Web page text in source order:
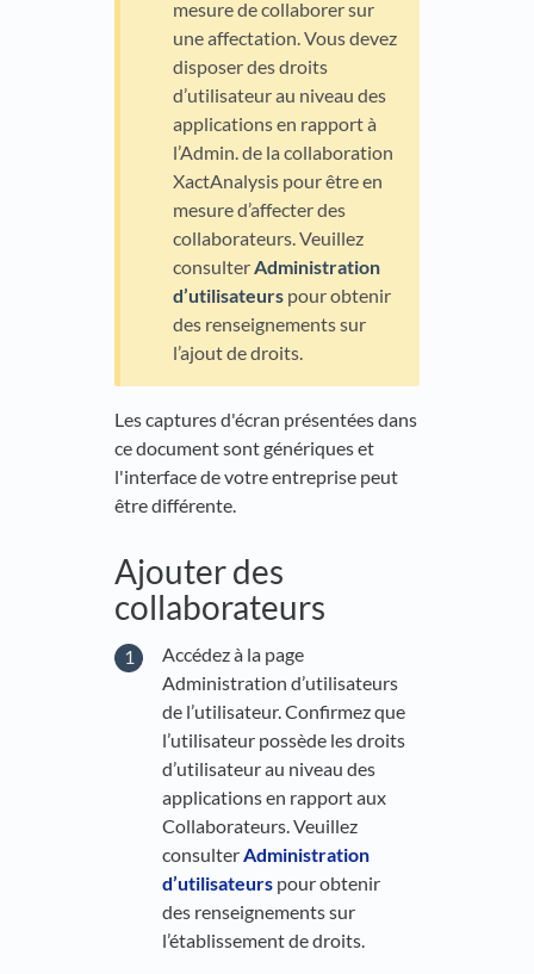
mesure de collaborer sur
une affectation. Vous devez
disposer des droits
d’utilisateur au niveau des
applications en rapport à
l’Admin. de la collaboration
XactAnalysis pour être en
mesure d’affecter des
collaborateurs. Veuillez
consulterAdministration
d’utilisateurs pour obtenir
des renseignements sur
l’ajout de droits.
Les captures d'écran présentées dans
ce document sont génériques et
l'interface de votre entreprise peut
être différente.
Ajouter des
collaborateurs
Accédez à la page
Administration d’utilisateurs
de l’utilisateur. Confirmez que
l’utilisateur possède les droits
d’utilisateur au niveau des
applications en rapport aux
Collaborateurs. Veuillez
consulterAdministration
d’utilisateurs pour obtenir
des renseignements sur
l’établissement de droits.